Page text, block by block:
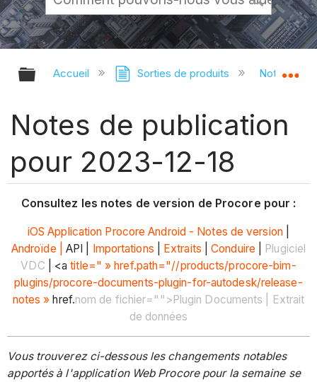
Développer/réduire la hiérarchie
Accueil Sorties de produits Notes de
Notes de publication
pour 2023-12-18
Consultez les notes de version de Procore pour :
iOS Application Procore Android - Notes de version|
Androïde |
API | Importations Extraits Conduire
Plugiciel
VDC | <atitle=" » href.path="//products/procore-bim-
plugins/procore-documents-plugin-for-autodesk/release-
notes » href.nom de fichier="">Plugin Documents | Extrait
de données
Vous trouverez ci-dessous les changements notables
apportés à l'application Web Procore pour la semaine se